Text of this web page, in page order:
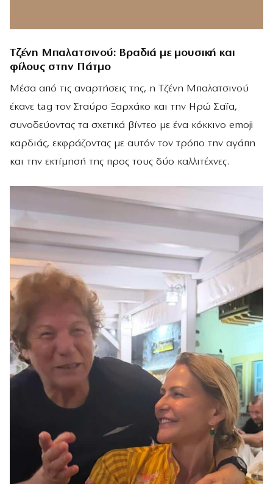
Τζένη Μπαλατσινού: Βραδιά με μουσική και
φίλους στην Πάτμο
Μέσα από τις αναρτήσεις της, η Τζένη Μπαλατσινού
έκανε tag τον Σταύρο Ξαρχάκο και την Ηρώ Σαΐα,
συνοδεύοντας τα σχετικά βίντεο με ένα κόκκινο emoji
καρδιάς, εκφράζοντας με αυτόν τον τρόπο την αγάπη
και την εκτίμησή της προς τους δύο καλλιτέχνες.